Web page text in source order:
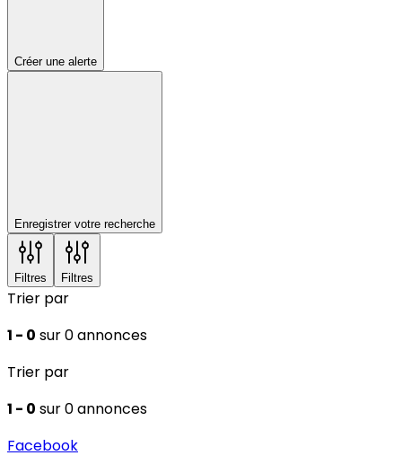
Créer une alerte
Enregistrer votre recherche
Filtres Filtres
Trier par
1 - 0 sur 0 annonces
Trier par
1 - 0 sur 0 annonces
Facebook